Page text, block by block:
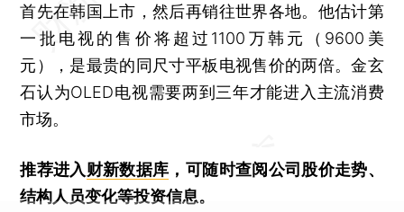
首先在韩国上市，然后再销往世界各地。他估计第
一批电视的售价将超过1100万韩元（9600美
元），是最贵的同尺寸平板电视售价的两倍。金玄
石认为OLED电视需要两到三年才能进入主流消费
市场。
推荐进入财新数据库 ，可随时查阅公司股价走势、
结构人员变化等投资信息。